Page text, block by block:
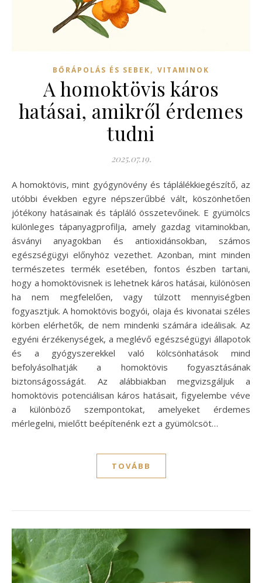
BŐRÁPOLÁS ÉS SEBEK, VITAMINOK
A homoktövis káros
hatásai, amikről érdemes
tudni
2025.07.19.
A homoktövis, mint gyógynövény és táplálékkiegészítő, az
utóbbi években egyre népszerűbbé vált, köszönhetően
jótékony hatásainak és tápláló összetevőinek. E gyümölcs
különleges tápanyagprofilja, amely gazdag vitaminokban,
ásványi anyagokban és antioxidánsokban, számos
egészségügyi előnyhöz vezethet. Azonban, mint minden
természetes termék esetében, fontos észben tartani,
hogy a homoktövisnek is lehetnek káros hatásai, különösen
ha nem megfelelően, vagy túlzott mennyiségben
fogyasztjuk. A homoktövis bogyói, olaja és kivonatai széles
körben elérhetők, de nem mindenki számára ideálisak. Az
egyéni érzékenységek, a meglévő egészségügyi állapotok
és a gyógyszerekkel való kölcsönhatások mind
befolyásolhatják a homoktövis fogyasztásának
biztonságosságát. Az alábbiakban megvizsgáljuk a
homoktövis potenciálisan káros hatásait, figyelembe véve
a különböző szempontokat, amelyeket érdemes
mérlegelni, mielőtt beépítenénk ezt a gyümölcsöt…
TOVÁBB